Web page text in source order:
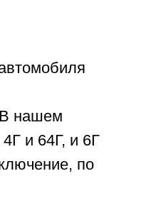
нашем
и 64Г, и 6Г
по